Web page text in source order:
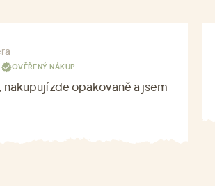
OVĚŘENÝ NÁKUP
zde opakovaně a jsem